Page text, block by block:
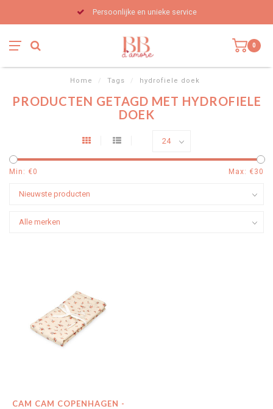
Persoonlijke en unieke service
0
Home / Tags / hydrofiele doek
PRODUCTEN GETAGD MET HYDROFIELE
DOEK
Min: €0 Max: €30
CAM CAM COPENHAGEN -